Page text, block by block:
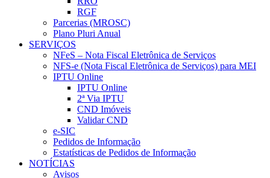
RGF
Parcerias (MROSC)
Plano Pluri Anual
SERVIÇOS
NFeS – Nota Fiscal Eletrônica de Serviços
NFS-e (Nota Fiscal Eletrônica de Serviços) para MEI
IPTU Online
IPTU Online
2ª Via IPTU
CND Imóveis
Validar CND
e-SIC
Pedidos de Informação
Estatísticas de Pedidos de Informação
NOTÍCIAS
Avisos